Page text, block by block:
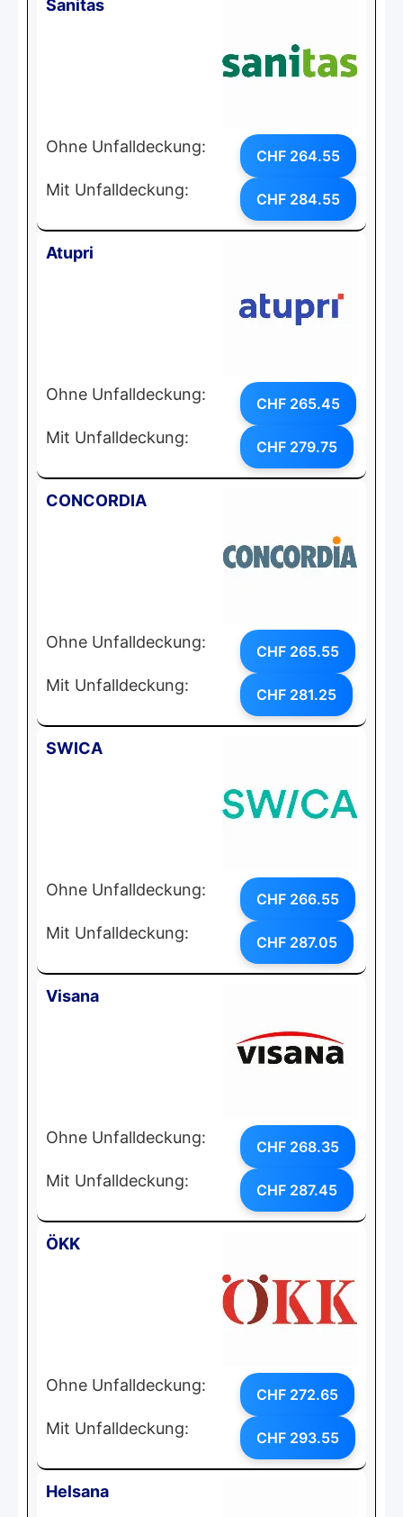
Sanitas
Ohne Unfalldeckung: CHF 264.55
Mit Unfalldeckung: CHF 284.55
Atupri
Ohne Unfalldeckung: CHF 265.45
Mit Unfalldeckung: CHF 279.75
CONCORDIA
Ohne Unfalldeckung: CHF 265.55
Mit Unfalldeckung: CHF 281.25
SWICA
Ohne Unfalldeckung: CHF 266.55
Mit Unfalldeckung: CHF 287.05
Visana
Ohne Unfalldeckung: CHF 268.35
Mit Unfalldeckung: CHF 287.45
ÖKK
Ohne Unfalldeckung: CHF 272.65
Mit Unfalldeckung: CHF 293.55
Helsana